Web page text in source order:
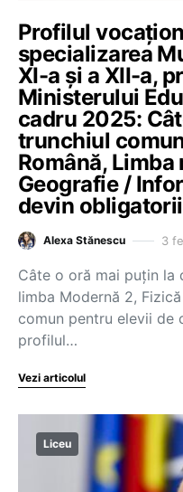
Profilul
specializarea
XI-a și a XII-a,
Ministerului
cadru 2025:
trunchiul
Română,
Geografie /
devin
Alexa Stănescu 3
Câte o oră mai puțin la
limba Modernă 2,
comun pentru elevii de
profilul…
Vezi articolul
Liceu